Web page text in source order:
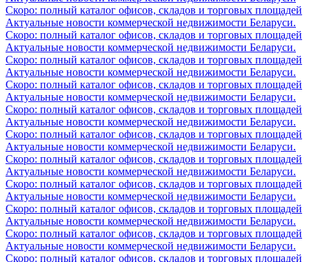
Скоро: полный каталог офисов, складов и торговых площадей
Актуальные новости коммерческой недвижимости Беларуси.
Скоро: полный каталог офисов, складов и торговых площадей
Актуальные новости коммерческой недвижимости Беларуси.
Скоро: полный каталог офисов, складов и торговых площадей
Актуальные новости коммерческой недвижимости Беларуси.
Скоро: полный каталог офисов, складов и торговых площадей
Актуальные новости коммерческой недвижимости Беларуси.
Скоро: полный каталог офисов, складов и торговых площадей
Актуальные новости коммерческой недвижимости Беларуси.
Скоро: полный каталог офисов, складов и торговых площадей
Актуальные новости коммерческой недвижимости Беларуси.
Скоро: полный каталог офисов, складов и торговых площадей
Актуальные новости коммерческой недвижимости Беларуси.
Скоро: полный каталог офисов, складов и торговых площадей
Актуальные новости коммерческой недвижимости Беларуси.
Скоро: полный каталог офисов, складов и торговых площадей
Актуальные новости коммерческой недвижимости Беларуси.
Скоро: полный каталог офисов, складов и торговых площадей
Актуальные новости коммерческой недвижимости Беларуси.
Скоро: полный каталог офисов, складов и торговых площадей